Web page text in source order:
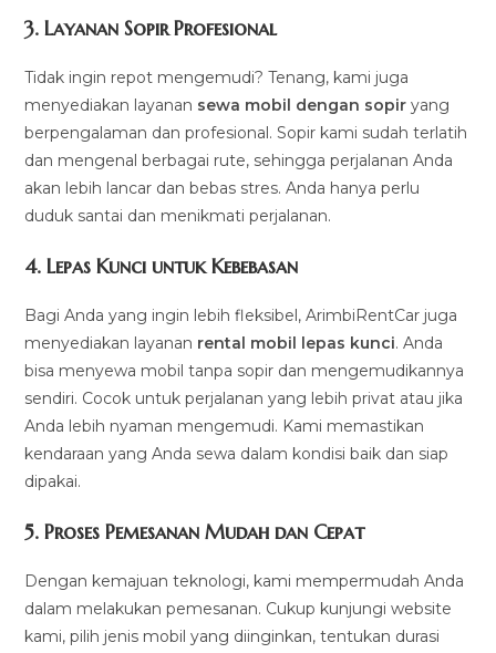
3.Layanan Sopir Profesional
Tidak ingin repot mengemudi? Tenang, kami juga
menyediakan layanan sewa mobil dengan sopir yang
berpengalaman dan profesional. Sopir kami sudah terlatih
dan mengenal berbagai rute, sehingga perjalanan Anda
akan lebih lancar dan bebas stres. Anda hanya perlu
duduk santai dan menikmati perjalanan.
4.Lepas Kunci untuk Kebebasan
Bagi Anda yang ingin lebih fleksibel, ArimbiRentCar juga
menyediakan layanan rental mobil lepas kunci. Anda
bisa menyewa mobil tanpa sopir dan mengemudikannya
sendiri. Cocok untuk perjalanan yang lebih privat atau jika
Anda lebih nyaman mengemudi. Kami memastikan
kendaraan yang Anda sewa dalam kondisi baik dan siap
dipakai.
5.Proses Pemesanan Mudah dan Cepat
Dengan kemajuan teknologi, kami mempermudah Anda
dalam melakukan pemesanan. Cukup kunjungi website
kami, pilih jenis mobil yang diinginkan, tentukan durasi